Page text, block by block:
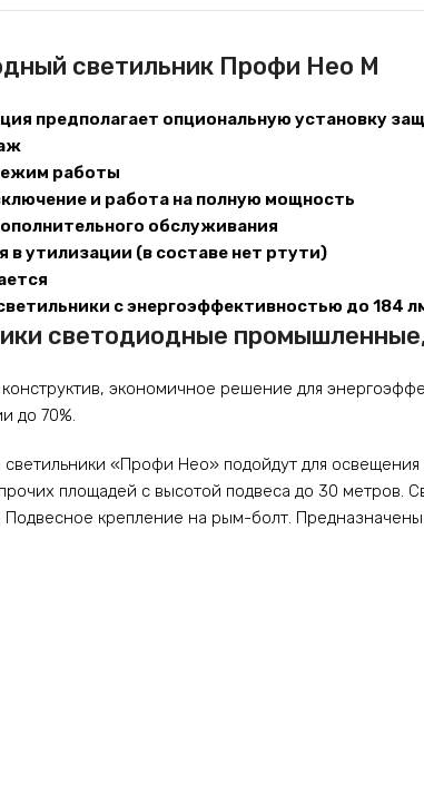
светильник Профи Нео М
предполагает опциональную установку
работы
и работа на полную мощность
обслуживания
в утилизации (в составе нет ртути)
с энергоэффективностью до 184
светодиодные
экономичное решение для
до 70%.
«Профи Нео» подойдут для
площадей с высотой подвеса до 30 метров.
Подвесное крепление на рым-болт.